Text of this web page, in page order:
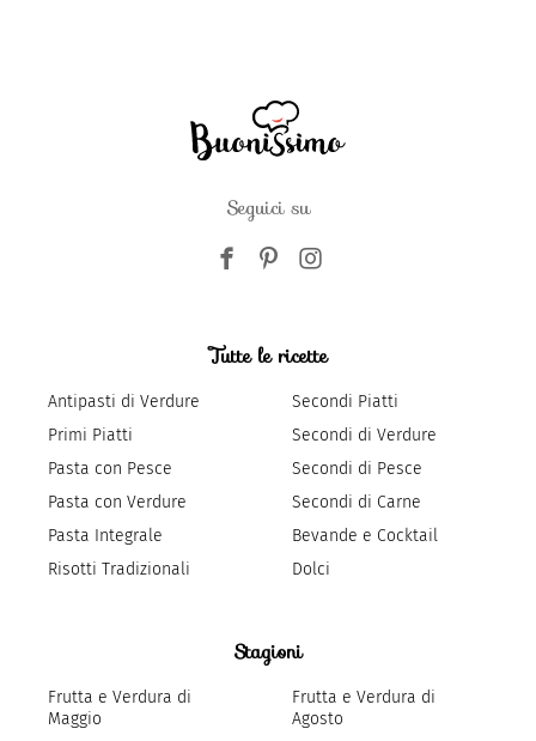
Seguici su
Tutte le ricette
Antipasti di Verdure
Primi Piatti
Pasta con Pesce
Pasta con Verdure
Pasta Integrale
Risotti Tradizionali
Secondi Piatti
Secondi di Verdure
Secondi di Pesce
Secondi di Carne
Bevande e Cocktail
Dolci
Stagioni
Frutta e Verdura di
Maggio
Frutta e Verdura di
Agosto